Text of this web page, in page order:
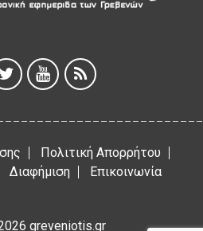
Πολιτική Απορρήτου
Διαφήμιση Επικοινωνία
greveniotis.gr